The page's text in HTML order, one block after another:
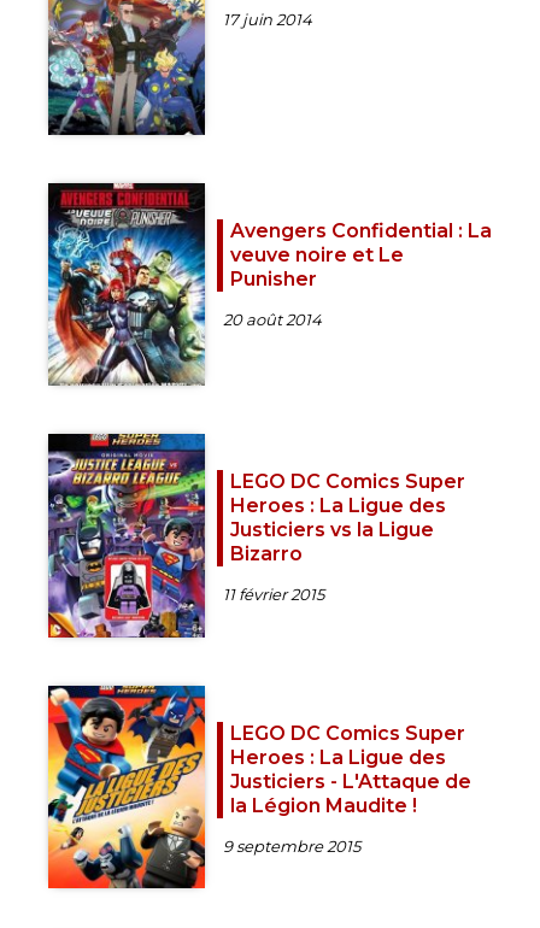
17 juin 2014
Avengers Confidential : La
veuve noire et Le
Punisher
20 août 2014
LEGO DC Comics Super
Heroes : La Ligue des
Justiciers vs la Ligue
Bizarro
11 février 2015
LEGO DC Comics Super
Heroes : La Ligue des
Justiciers - L'Attaque de
la Légion Maudite !
9 septembre 2015